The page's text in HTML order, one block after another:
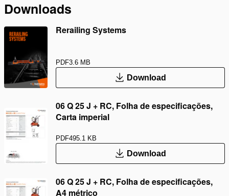
Downloads
Rerailing Systems
PDF3.6 MB
Download
06 Q 25 J + RC, Folha de especificações,
Carta imperial
PDF495.1 KB
Download
06 Q 25 J + RC, Folha de especificações,
A4 métrico